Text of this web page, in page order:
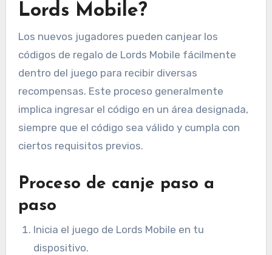
Lords Mobile?
Los nuevos jugadores pueden canjear los
códigos de regalo de Lords Mobile fácilmente
dentro del juego para recibir diversas
recompensas. Este proceso generalmente
implica ingresar el código en un área designada,
siempre que el código sea válido y cumpla con
ciertos requisitos previos.
Proceso de canje paso a
paso
Inicia el juego de Lords Mobile en tu
dispositivo.